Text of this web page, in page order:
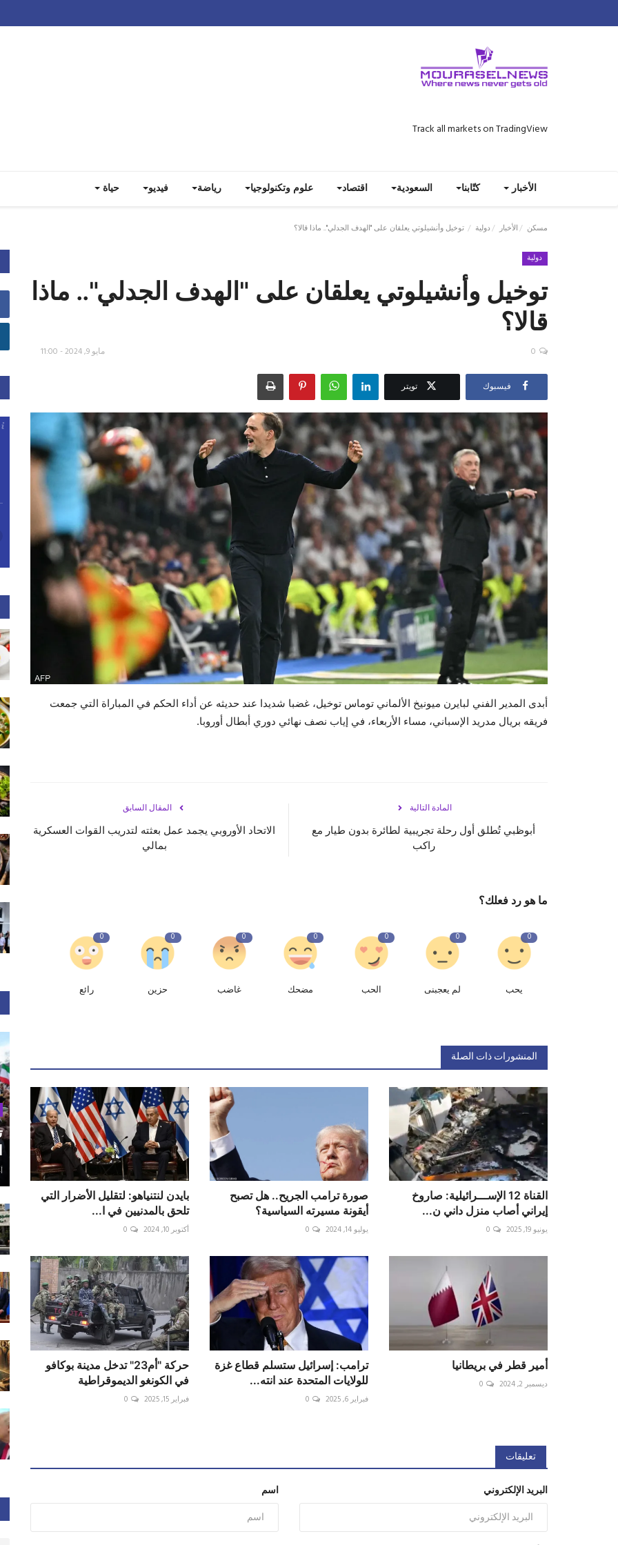
Track all markets on TradingView
الأخبار كتّابنا السعودية اقتصاد علوم وتكنولوجيا رياضة فيديو حياة
مسكن الأخبار دولية توخيل وأنشيلوتي يعلقان على "الهدف الجدلي".. ماذا قالا؟
دولية
توخيل وأنشيلوتي يعلقان على "الهدف الجدلي".. ماذا
قالا؟
مايو 9, 2024 - 11:00 0
فيسبوك تويتر
أبدى المدير الفني لبايرن ميونيخ الألماني توماس توخيل، غضبا شديدا عند حديثه عن أداء الحكم في المباراة التي جمعت
فريقه بريال مدريد الإسباني، مساء الأربعاء، في إياب نصف نهائي دوري أبطال أوروبا.
المقال السابق
الاتحاد الأوروبي يجمد عمل بعثته لتدريب القوات العسكرية
بمالي
المادة التالية
أبوظبي تُطلق أول رحلة تجريبية لطائرة بدون طيار مع
راكب
ما هو رد فعلك؟
0
يحب
0
لم يعجبنى
0
الحب
0
مضحك
0
غاضب
0
حزين
0
رائع
المنشورات ذات الصلة
القناة 12 الإســـرائيلية: صاروخ
إيراني أصاب منزل داني ن...
يونيو 19, 2025 0
صورة ترامب الجريح.. هل تصبح
أيقونة مسيرته السياسية؟
يوليو 14, 2024 0
بايدن لنتنياهو: لتقليل الأضرار التي
تلحق بالمدنيين في ا...
أكتوبر 10, 2024 0
أمير قطر في بريطانيا
ديسمبر 2, 2024 0
ترامب: إسرائيل ستسلم قطاع غزة
للولايات المتحدة عند انته...
فبراير 6, 2025 0
حركة "أم23" تدخل مدينة بوكافو
في الكونغو الديموقراطية
فبراير 15, 2025 0
تعليقات
اسم البريد الإلكتروني